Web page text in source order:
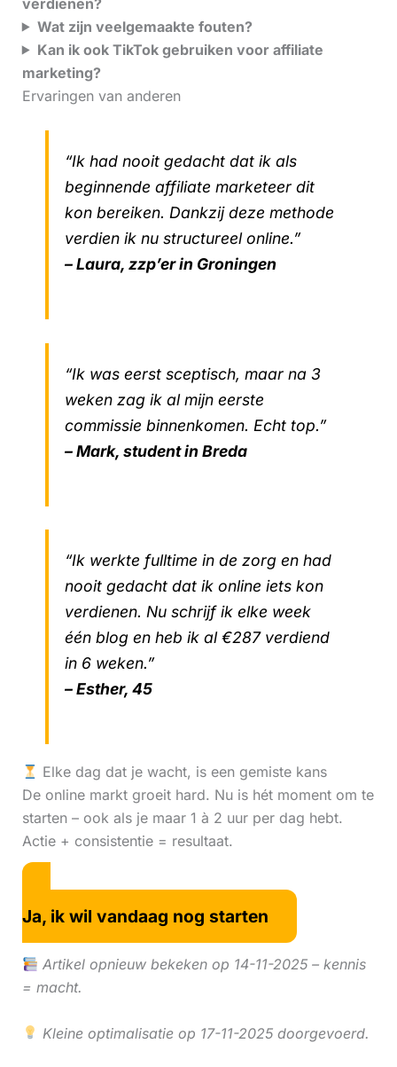
Wat zijn veelgemaakte fouten?
Kan ik ook TikTok gebruiken voor affiliate
marketing?
Ervaringen van anderen
“Ik had nooit gedacht dat ik als
beginnende affiliate marketeer dit
kon bereiken. Dankzij deze methode
verdien ik nu structureel online.”
– Laura, zzp’er in Groningen
“Ik was eerst sceptisch, maar na 3
weken zag ik al mijn eerste
commissie binnenkomen. Echt top.”
– Mark, student in Breda
“Ik werkte fulltime in de zorg en had
nooit gedacht dat ik online iets kon
verdienen. Nu schrijf ik elke week
één blog en heb ik al €287 verdiend
in 6 weken.”
– Esther, 45
Elke dag dat je wacht, is een gemiste kans
De online markt groeit hard. Nu is hét moment om te
starten – ook als je maar 1 à 2 uur per dag hebt.
Actie + consistentie = resultaat.
Ja, ik wil vandaag nog starten
Artikel opnieuw bekeken op 14-11-2025 – kennis
= macht.
Kleine optimalisatie op 17-11-2025 doorgevoerd.